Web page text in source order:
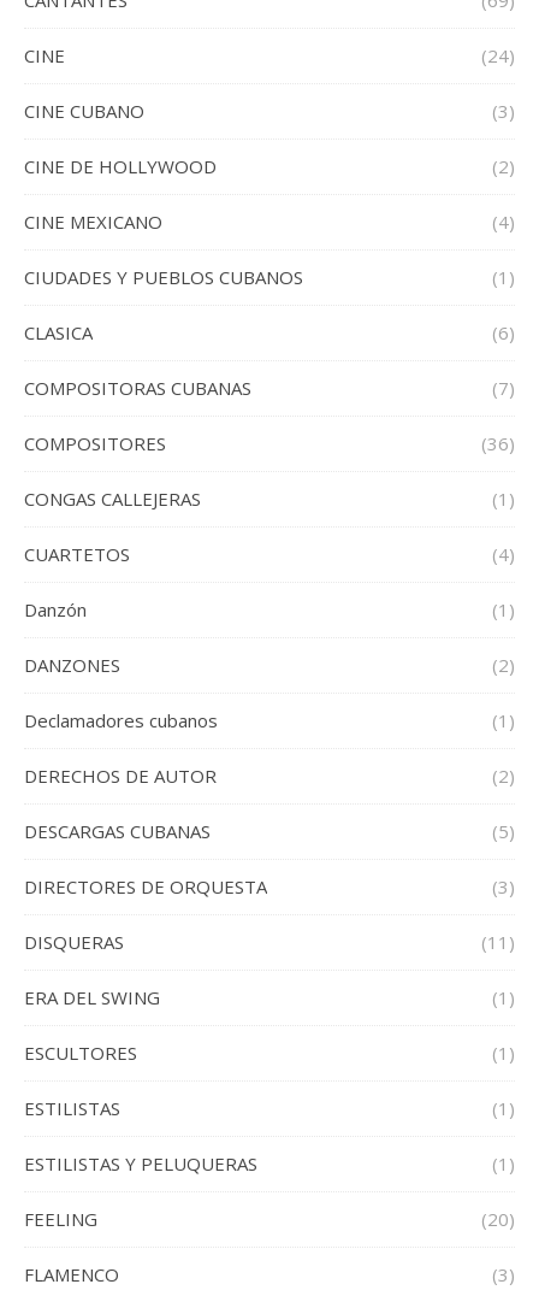
CINE (24)
CINE CUBANO (3)
CINE DE HOLLYWOOD (2)
CINE MEXICANO (4)
CIUDADES Y PUEBLOS CUBANOS (1)
CLASICA (6)
COMPOSITORAS CUBANAS (7)
COMPOSITORES (36)
CONGAS CALLEJERAS (1)
CUARTETOS (4)
Danzón (1)
DANZONES (2)
Declamadores cubanos (1)
DERECHOS DE AUTOR (2)
DESCARGAS CUBANAS (5)
DIRECTORES DE ORQUESTA (3)
DISQUERAS (11)
ERA DEL SWING (1)
ESCULTORES (1)
ESTILISTAS (1)
ESTILISTAS Y PELUQUERAS (1)
FEELING (20)
FLAMENCO (3)